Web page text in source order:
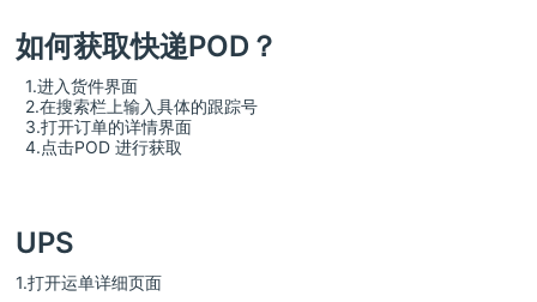
如何获取快递POD？
1.进入货件界面
2.在搜索栏上输入具体的跟踪号
3.打开订单的详情界面
4.点击POD 进行获取
UPS
1.打开运单详细页面